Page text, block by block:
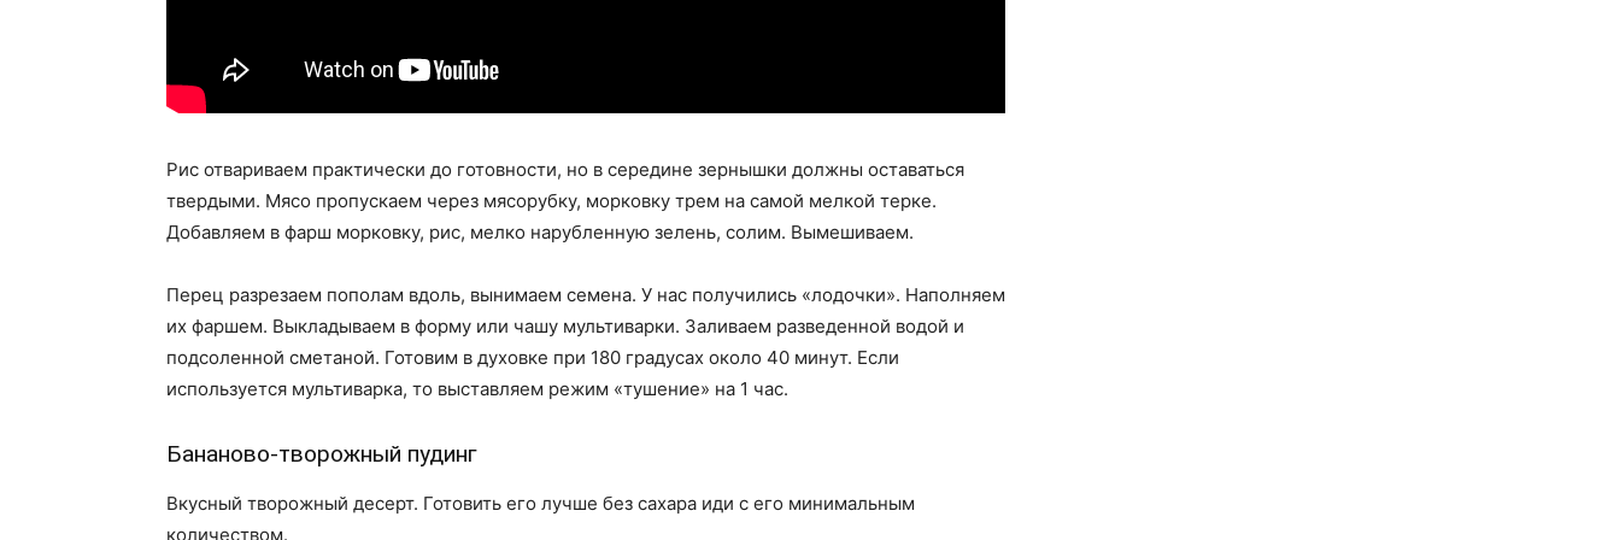
Рис отвариваем практически до готовности, но в середине зернышки должны оставаться
твердыми. Мясо пропускаем через мясорубку, морковку трем на самой мелкой терке.
Добавляем в фарш морковку, рис, мелко нарубленную зелень, солим. Вымешиваем.
Перец разрезаем пополам вдоль, вынимаем семена. У нас получились «лодочки». Наполняем
их фаршем. Выкладываем в форму или чашу мультиварки. Заливаем разведенной водой и
подсоленной сметаной. Готовим в духовке при 180 градусах около 40 минут. Если
используется мультиварка, то выставляем режим «тушение» на 1 час.
Бананово-творожный пудинг
Вкусный творожный десерт. Готовить его лучше без сахара иди с его минимальным
количеством.